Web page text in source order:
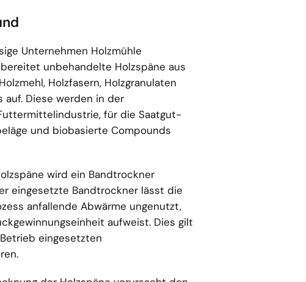
Unternehmen Holzmühle
unbehandelte Holzspäne aus
Holzfasern, Holzgranulaten
auf. Diese werden in der
für die Saatgut-
und biobasierte Compounds
wird ein Bandtrockner
eingesetzte Bandtrockner lässt die
anfallende Abwärme ungenutzt,
aufweist. Dies gilt
eingesetzten